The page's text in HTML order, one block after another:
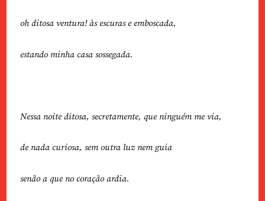
oh ditosa ventura! às escuras e emboscada,
estando minha casa sossegada.
Nessa noite ditosa, secretamente, que ninguém me via,
de nada curiosa, sem outra luz nem guia
senão a que no coração ardia.